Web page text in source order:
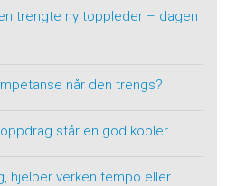
trengte ny toppleder – dagen
når den trengs?
står en god kobler
hjelper verken tempo eller